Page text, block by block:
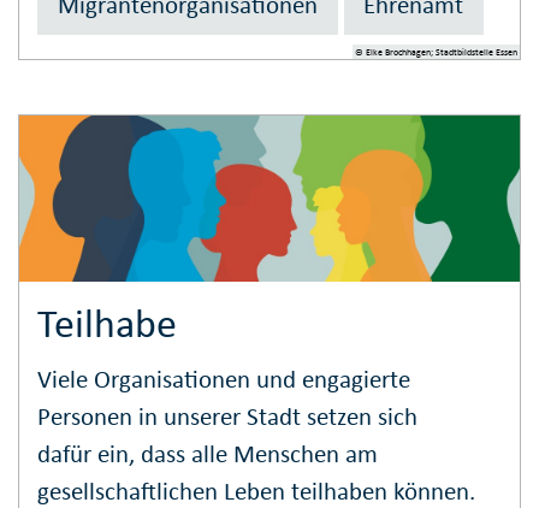
© Elke Brochhagen; Stadtbildstelle Essen
Teilhabe
Viele Organisationen und engagierte
Personen in unserer Stadt setzen sich
dafür ein, dass alle Menschen am
gesellschaftlichen Leben teilhaben können.